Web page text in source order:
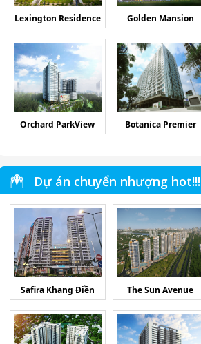
Lexington Residence Golden Mansion
Orchard ParkView Botanica Premier
Dự án chuyển nhượng hot!!!
Safira Khang Điền The Sun Avenue